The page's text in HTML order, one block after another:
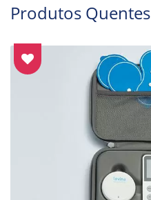
Produtos Quentes